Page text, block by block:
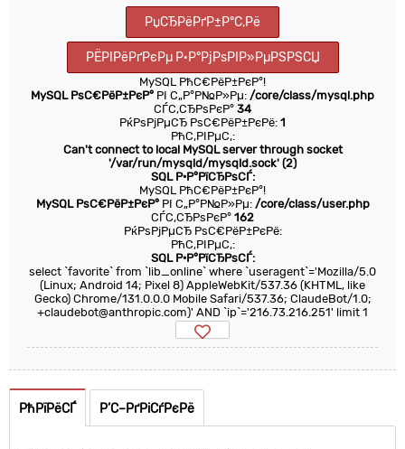
РџСЂРёРґР±Р°С‚Рё
РЁРІРёРґРєРµ Р·Р°РјРѕРІР»РµРЅРЅСЏ
MySQL РћС€РёР±РєР°!
MySQL РѕС€РёР±РєР° РІ С„Р°Р№Р»Рµ: /core/class/mysql.php
СЃС‚СЂРѕРєР° 34
РќРѕРјРµСЂ РѕС€РёР±РєРё: 1
РћС‚РІРµС‚:
Can't connect to local MySQL server through socket
'/var/run/mysqld/mysqld.sock' (2)
SQL Р·Р°РїСЂРѕСЃ:
MySQL РћС€РёР±РєР°!
MySQL РѕС€РёР±РєР°РІ С„Р°Р№Р»Рµ: /core/class/user.php
СЃС‚СЂРѕРєР° 162
РќРѕРјРµСЂ РѕС€РёР±РєРё:
РћС‚РІРµС‚:
SQL Р·Р°РїСЂРѕСЃ:
select `favorite` from `lib_online` where `useragent`='Mozilla/5.0
(Linux; Android 14; Pixel 8) AppleWebKit/537.36 (KHTML, like
Gecko) Chrome/131.0.0.0 Mobile Safari/537.36; ClaudeBot/1.0;
+claudebot@anthropic.com)' AND `ip`='216.73.216.251' limit 1
РћРїРёСЃ Р’С–РґРіСѓРєРё